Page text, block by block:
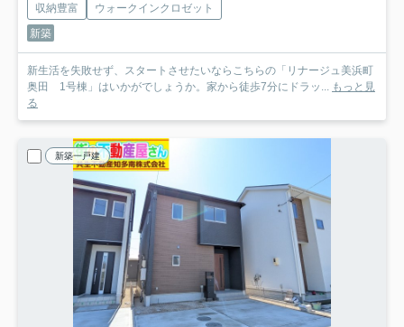
収納豊富
ウォークインクロゼット
新築
新生活を失敗せず、スタートさせたいならこちらの「リナージュ美浜町
奥田 1号棟」はいかがでしょうか。家から徒歩7分にドラッ...
もっと見
る
新築一戸建